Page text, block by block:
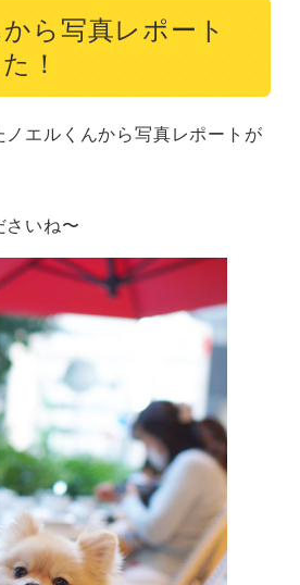
ら写真レポート
！
エルくんから写真レポートが
さいね〜